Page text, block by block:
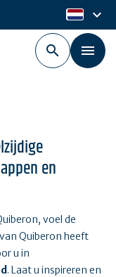
nl
keyboard_arrow_down
en
voel de
Quiberon heeft
u in
. Laat u inspireren en